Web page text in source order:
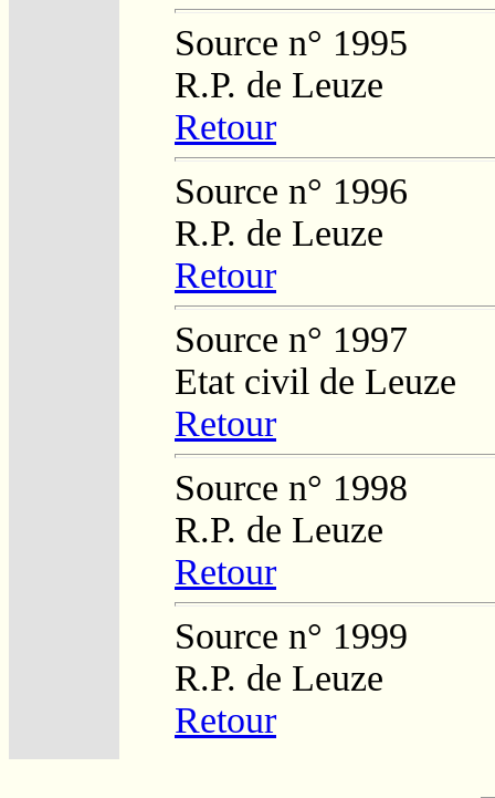
Source n° 1995
R.P. de Leuze
Retour
Source n° 1996
R.P. de Leuze
Retour
Source n° 1997
Etat civil de Leuze
Retour
Source n° 1998
R.P. de Leuze
Retour
Source n° 1999
R.P. de Leuze
Retour